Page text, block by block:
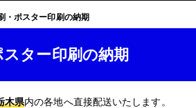
・ポスター印刷の納期
スター印刷の納期
木県内の各地へ直接配送いたします。